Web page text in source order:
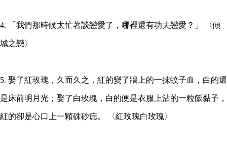
4. 「我們那時候太忙著談戀愛了，哪裡還有功夫戀愛？」 〈傾
城之戀〉
5. 娶了紅玫瑰，久而久之，紅的變了牆上的一抹蚊子血，白的還
是床前明月光；娶了白玫瑰，白的便是衣服上沾的一粒飯黏子，
紅的卻是心口上一顆硃砂痣。 〈紅玫瑰白玫瑰〉